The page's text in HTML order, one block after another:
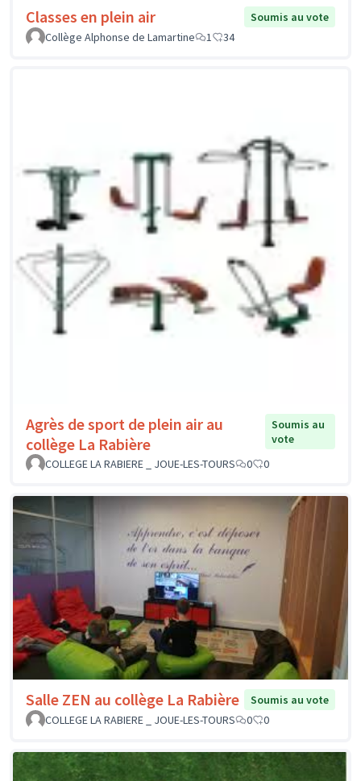
Classes en plein air
Soumis au vote
Collège Alphonse de Lamartine
1 34
Agrès de sport de plein air au
collège La Rabière
Soumis au
vote
COLLEGE LA RABIERE _ JOUE-LES-TOURS
0 0
Salle ZEN au collège La Rabière
Soumis au vote
COLLEGE LA RABIERE _ JOUE-LES-TOURS
0 0